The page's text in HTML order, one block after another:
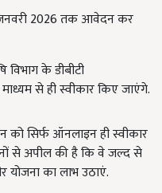
2026 तक आवेदन कर
के डीबीटी
से ही स्वीकार किए जाएंगे.
को सिर्फ ऑनलाइन ही स्वीकार
से अपील की है कि वे जल्द से
का लाभ उठाएं.